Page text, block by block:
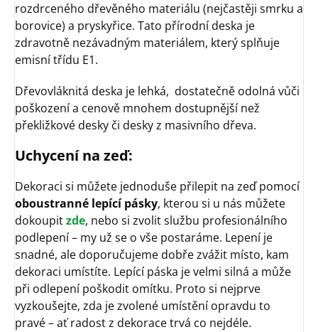
rozdrceného dřevěného materiálu (nejčastěji smrku a
borovice) a pryskyřice. Tato přírodní deska je
zdravotně nezávadným materiálem, který splňuje
emisní třídu E1.
Dřevovláknitá deska je lehká, dostatečně odolná vůči
poškození a cenově mnohem dostupnější než
překližkové desky či desky z masivního dřeva.
Uchycení na zeď:
Dekoraci si můžete jednoduše přilepit na zeď pomocí
oboustranné lepící pásky, kterou si u nás můžete
dokoupitzde, nebo si zvolit službu profesionálního
podlepení – my už se o vše postaráme. Lepení je
snadné, ale doporučujeme dobře zvážit místo, kam
dekoraci umístíte. Lepící páska je velmi silná a může
při odlepení poškodit omítku. Proto si nejprve
vyzkoušejte, zda je zvolené umístění opravdu to
pravé – ať radost z dekorace trvá co nejdéle.